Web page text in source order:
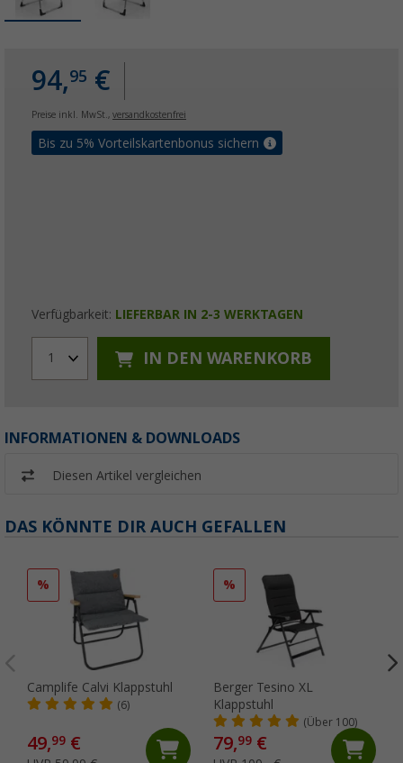
94,95 €
Preise inkl. MwSt., versandkostenfrei
Bis zu 5% Vorteilskartenbonus sichern
Verfügbarkeit: LIEFERBAR IN 2-3 WERKTAGEN
1 IN DEN WARENKORB
INFORMATIONEN & DOWNLOADS
Diesen Artikel vergleichen
DAS KÖNNTE DIR AUCH GEFALLEN
%
Camplife Calvi Klappstuhl
(6)
49,99 €
%
Berger Tesino XL
Klappstuhl
(Über 100)
79,99€